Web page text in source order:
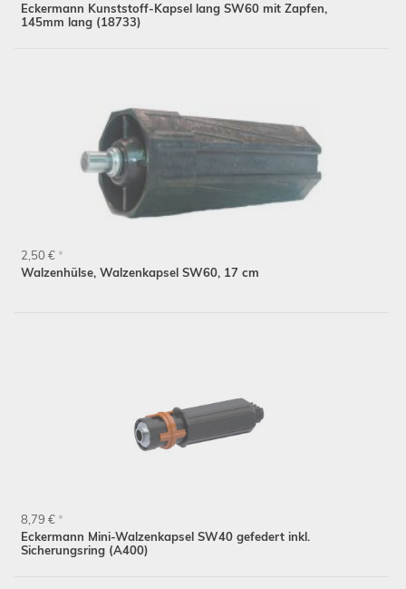
Eckermann Kunststoff-Kapsel lang SW60 mit Zapfen,
145mm lang (18733)
Walzenhülse, Walzenkapsel SW60, 17 cm
2,50 € *
Eckermann Mini-Walzenkapsel SW40 gefedert inkl.
Sicherungsring (A400)
8,79 € *